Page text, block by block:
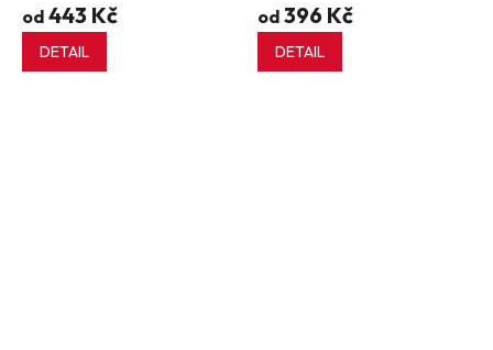
od 443 Kč
DETAIL
od 396 Kč
DETAIL